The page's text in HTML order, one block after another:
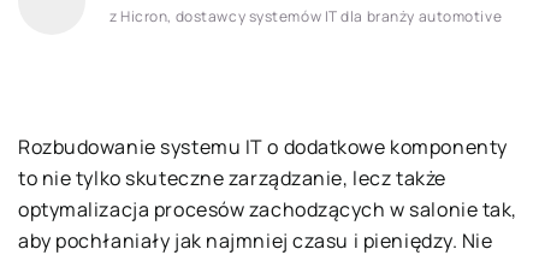
z Hicron, dostawcy systemów IT dla branży automotive
Rozbudowanie systemu IT o dodatkowe komponenty
to nie tylko skuteczne zarządzanie, lecz także
optymalizacja procesów zachodzących w salonie tak,
aby pochłaniały jak najmniej czasu i pieniędzy. Nie